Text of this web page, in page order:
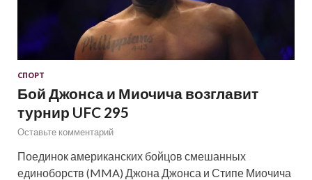
СПОРТ
Бой Джонса и Миочича возглавит
турнир UFC 295
Оставьте комментарий
Поединок американских бойцов смешанных
единоборств (MMA) Джона Джонса и Стипе Миочича